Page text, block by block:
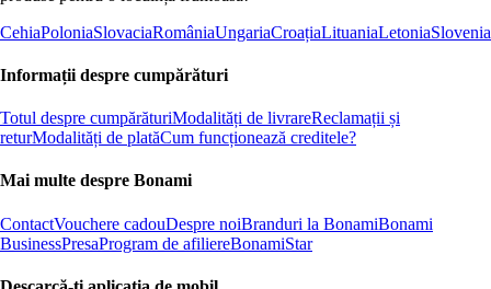
CehiaPoloniaSlovaciaRomâniaUngariaCroațiaLituaniaLetoniaSlovenia
Informații despre cumpărături
Totul despre cumpărăturiModalități de livrareReclamații și
returModalități de platăCum funcționează creditele?
Mai multe despre Bonami
ContactVouchere cadouDespre noiBranduri la BonamiBonami
BusinessPresaProgram de afiliereBonamiStar